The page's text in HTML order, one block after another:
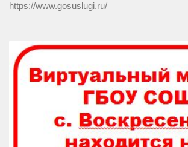
https://www.gosuslugi.ru/